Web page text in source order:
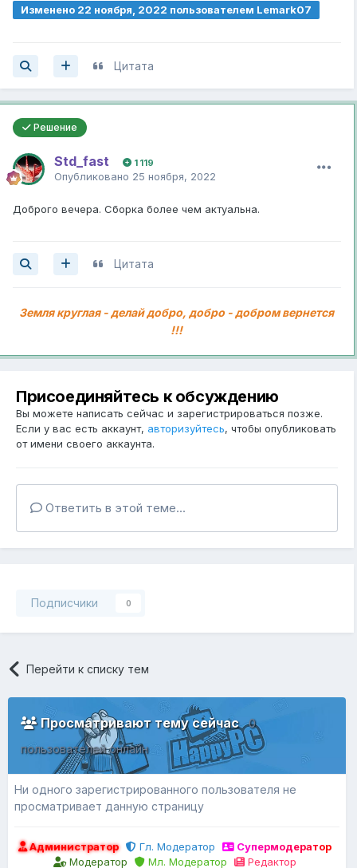
Изменено 22 ноября, 2022 пользователем Lemark07
Цитата
Решение
Std_fast 1 119
Опубликовано 25 ноября, 2022
Доброго вечера. Сборка более чем актуальна.
Цитата
Земля круглая - делай добро, добро - добром вернется
!!!
Присоединяйтесь к обсуждению
Вы можете написать сейчас и зарегистрироваться позже.
Если у вас есть аккаунт, авторизуйтесь, чтобы опубликовать
от имени своего аккаунта.
Ответить в этой теме...
Подписчики 0
Перейти к списку тем
Просматривают тему сейчас0
пользователей онлайн
Ни одного зарегистрированного пользователя не
просматривает данную страницу
Администратор Гл. Модератор
Супермодератор
Модератор
Мл. Модератор Редактор